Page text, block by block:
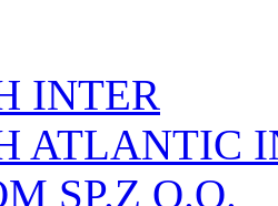
INTER
ATLANTIC
SP.Z O.O.